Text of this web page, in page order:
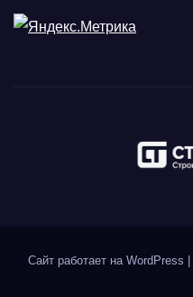
Сайт работает на WordPress